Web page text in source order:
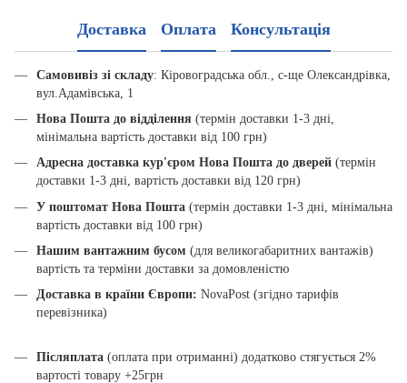
Доставка Оплата Консультація
Самовивіз зі складу: Кіровоградська обл., с-ще Олександрівка,
вул.Адамівська, 1
Нова Пошта до відділення (термін доставки 1-3 дні,
мінімальна вартість доставки від 100 грн)
Адресна доставка кур'єром Нова Пошта до дверей (термін
доставки 1-3 дні, вартість доставки від 120 грн)
У поштомат Нова Пошта (термін доставки 1-3 дні, мінімальна
вартість доставки від 100 грн)
Нашим вантажним бусом (для великогабаритних вантажів)
вартість та терміни доставки за домовленістю
Доставка в країни Європи: NovaPost (згідно тарифів
перевізника)
Післяплата (оплата при отриманні) додатково стягується 2%
вартості товару +25грн